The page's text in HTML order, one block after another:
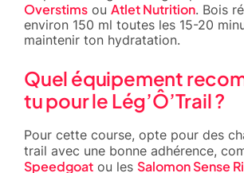
Overstims ou Atlet Nutrition. Bois
environ 150 ml toutes les 15-20
maintenir ton hydratation.
Quel équipement
tu pour le Lég’Ô’Trail ?
Pour cette course, opte pour des
trail avec une bonne adhérence,
Speedgoat ou les Salomon Sense